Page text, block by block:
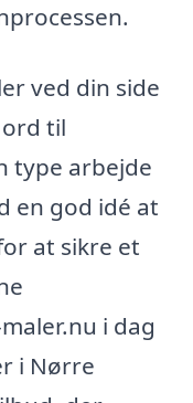
ved din side
til
type arbejde
en god idé at
at sikre et
i dag
i Nørre